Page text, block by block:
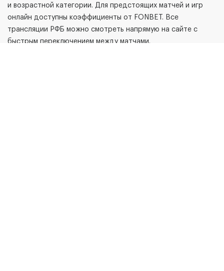
и возрастной категории. Для предстоящих матчей и игр
онлайн доступны коэффициенты от FONBET. Все
трансляции РФБ можно смотреть напрямую на сайте с
быстрым переключением между матчами.